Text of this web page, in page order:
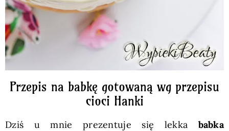
Przepis na babkę gotowaną wg przepisu
cioci Hanki
Dziś u mnie prezentuje się lekka babka